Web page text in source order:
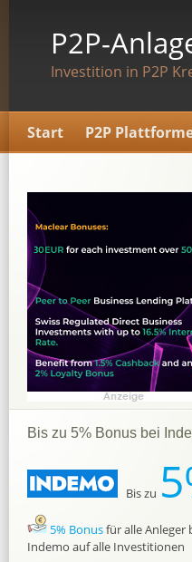
P2P-
Investition in P2P
Start P2P
Bis zu 5% Bonus bei
Bis zu
5% Bonusfür alle Anleger
Indemo auf alle Investitionen